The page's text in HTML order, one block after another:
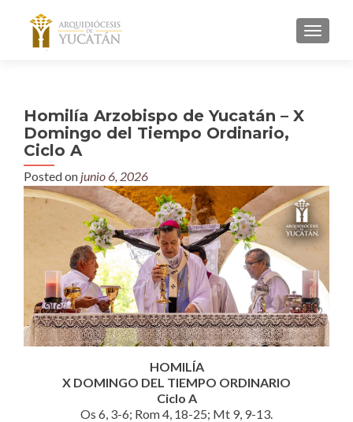
MENU
Homilía Arzobispo de Yucatán – X
Domingo del Tiempo Ordinario,
Ciclo A
Posted on junio 6, 2026
HOMILÍA
X DOMINGO DEL TIEMPO ORDINARIO
Ciclo A
Os 6, 3-6; Rom 4, 18-25; Mt 9, 9-13.